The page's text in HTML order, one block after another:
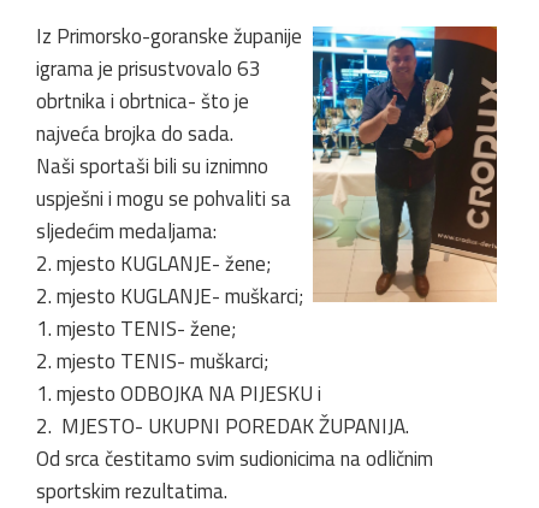
Iz Primorsko-goranske županije
igrama je prisustvovalo 63
obrtnika i obrtnica- što je
najveća brojka do sada.
Naši sportaši bili su iznimno
uspješni i mogu se pohvaliti sa
sljedećim medaljama:
2. mjesto KUGLANJE- žene;
2. mjesto KUGLANJE- muškarci;
1. mjesto TENIS- žene;
2. mjesto TENIS- muškarci;
1. mjesto ODBOJKA NA PIJESKU i
2. MJESTO- UKUPNI POREDAK ŽUPANIJA.
Od srca čestitamo svim sudionicima na odličnim
sportskim rezultatima.